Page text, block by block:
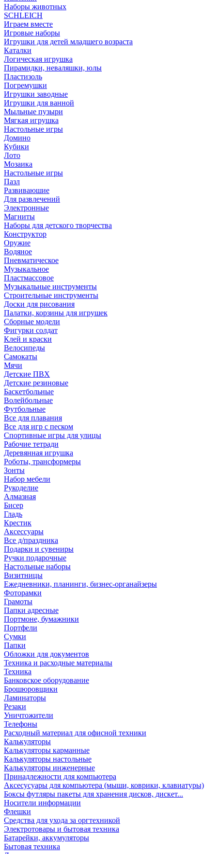
Наборы животных
SCHLEICH
Играем вместе
Игровые наборы
Игрушки для детей младшего возраста
Каталки
Логическая игрушка
Пирамидки, неваляшки, юлы
Пластизоль
Погремушки
Игрушки заводные
Игрушки для ванной
Мыльные пузыри
Мягкая игрушка
Настольные игры
Домино
Кубики
Лото
Мозаика
Настольные игры
Пазл
Развиваюшие
Для развлечений
Электронные
Магниты
Наборы для детского творчества
Конструктор
Оружие
Водяное
Пневматическое
Музыкальное
Пластмассовое
Музыкальные инструменты
Строительные инструменты
Доски для рисования
Палатки, корзины для игрушек
Сборные модели
Фигурки солдат
Клей и краски
Велосипеды
Самокаты
Мячи
Детские ПВХ
Детские резиновые
Баскетбольные
Волейбольные
Футбольные
Все для плавания
Все для игр с песком
Спортивные игры для улицы
Рабочие тетради
Деревянная игрушка
Роботы, трансформеры
Зонты
Набор мебели
Рукоделие
Алмазная
Бисер
Гладь
Крестик
Аксессуары
Все д/праздника
Подарки и сувениры
Ручки подарочные
Настольные наборы
Визитницы
Ежедневники, планинги, бизнес-органайзеры
Фоторамки
Грамоты
Папки адресные
Портмоне, бумажники
Портфели
Сумки
Папки
Обложки для документов
Техника и расходные материалы
Техника
Банковское оборудование
Брошюровщики
Ламинаторы
Резаки
Уничтожители
Телефоны
Расходный материал для офисной техники
Калькуляторы
Калькуляторы карманные
Калькуляторы настольные
Калькуляторы инженерные
Принадлежности для компьютера
Аксесусуары для компьютера (мыши, коврики, клавиатуры)
Боксы футляры пакеты для хранения дисков, дискет...
Носители информации
Флешки
Средства для ухода за оргтехникой
Электротовары и бытовая техника
Батарейки, аккумуляторы
Бытовая техника